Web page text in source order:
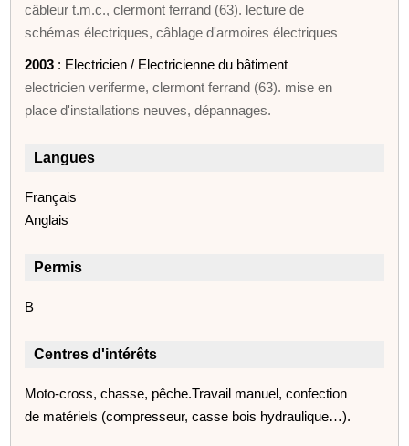
câbleur t.m.c., clermont ferrand (63). lecture de
schémas électriques, câblage d'armoires électriques
2003 : Electricien / Electricienne du bâtiment
electricien veriferme, clermont ferrand (63). mise en
place d'installations neuves, dépannages.
Langues
Français
Anglais
Permis
B
Centres d'intérêts
Moto-cross, chasse, pêche.Travail manuel, confection
de matériels (compresseur, casse bois hydraulique…).